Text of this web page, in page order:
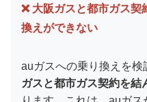
❌ 大阪ガスと都市ガス
換えができない
auガスへの乗り換えを
ガスと都市ガス契約を結